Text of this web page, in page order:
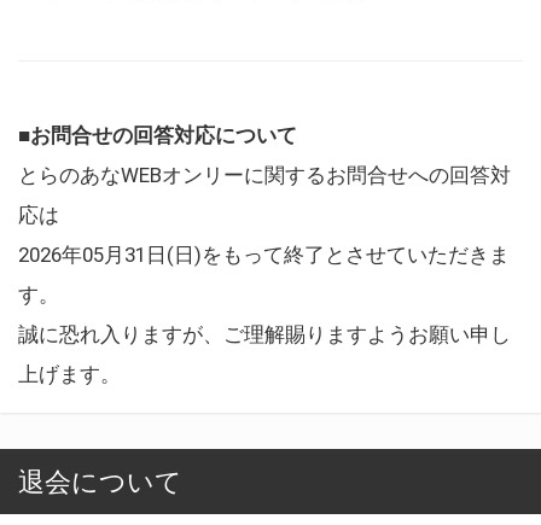
■お問合せの回答対応について
とらのあなWEBオンリーに関するお問合せへの回答対
応は
2026年05月31日(日)をもって終了とさせていただきま
す。
誠に恐れ入りますが、ご理解賜りますようお願い申し
上げます。
退会について